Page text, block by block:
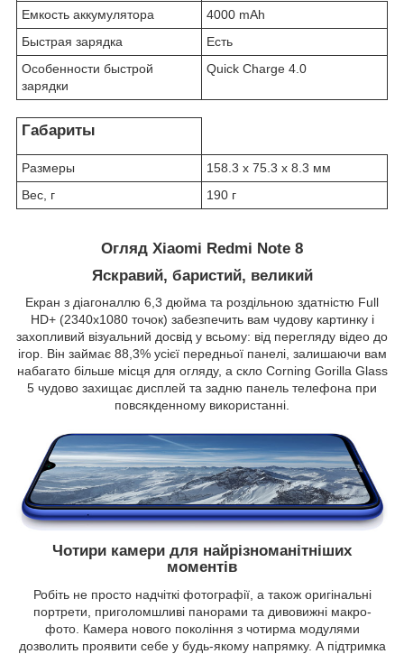
Емкость аккумулятора
4000 mAh
Быстрая зарядка
Есть
Особенности быстрой
зарядки
Quick Charge 4.0
Габариты
Размеры
158.3 x 75.3 x 8.3 мм
Вес, г
190 г
Огляд Xiaomi Redmi Note 8
Яскравий, баристий, великий
Екран з діагоналлю 6,3 дюйма та роздільною здатністю Full
HD+ (2340x1080 точок) забезпечить вам чудову картинку і
захопливий візуальний досвід у всьому: від перегляду відео до
ігор. Він займає 88,3% усієї передньої панелі, залишаючи вам
набагато більше місця для огляду, а скло Corning Gorilla Glass
5 чудово захищає дисплей та задню панель телефона при
повсякденному використанні.
Чотири камери для найрізноманітніших
моментів
Робіть не просто надчіткі фотографії, а також оригінальні
портрети, приголомшливі панорами та дивовижні макро-
фото. Камера нового покоління з чотирма модулями
дозволить проявити себе у будь-якому напрямку. А підтримка